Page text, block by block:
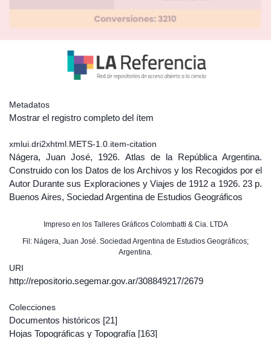
Metadatos
Mostrar el registro completo del ítem
xmlui.dri2xhtml.METS-1.0.item-citation
Nágera, Juan José, 1926. Atlas de la República Argentina.
Construido con los Datos de los Archivos y los Recogidos por el
Autor Durante sus Exploraciones y Viajes de 1912 a 1926. 23 p.
Buenos Aires, Sociedad Argentina de Estudios Geográficos
Impreso en los Talleres Gráficos Colombatti & Cia. LTDA
Fil: Nágera, Juan José. Sociedad Argentina de Estudios Geográficos;
Argentina.
URI
http://repositorio.segemar.gov.ar/308849217/2679
Colecciones
Documentos históricos [21]
Hojas Topográficas y Topografía [163]